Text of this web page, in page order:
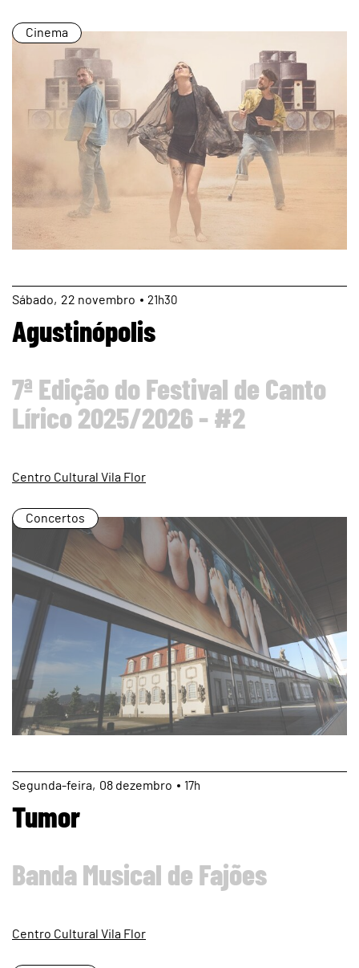
Cinema
page
22 novembro
Sábado 21h30
Agustinópolis
7ª Edição do Festival de Canto
Lírico 2025/2026 - #2
Centro Cultural Vila Flor
Concertos
page 08 dezembro
Segunda 17h
Tumor
Banda Musical de Fajões
Centro Cultural Vila Flor